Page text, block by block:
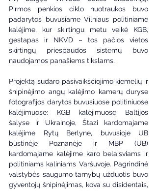
Pirmos penkios ciklo nuotraukos buvo
padarytos buvusiame Vilniaus politiniame
kalėjime, kur skirtingu metu veikė KGB,
gestapas ir NKVD – tos pačios vietos
skirtingų priespaudos sistemų buvo
naudojamos panašiems tikslams.
Projektą sudaro pasivaikščiojimo kiemelių ir
šnipinėjimo angų kalėjimo kamerų duryse
fotografijos darytos buvusiuose politiniuose
kalėjimuose: KGB kalėjimuose Baltijos
šalyse ir Ukrainoje, Štazi kardomajame
kalėjime Rytų Berlyne, buvusioje UB
būstinėje Poznanėje ir MBP (UB)
kardomajame kalėjime karo belaisviams ir
politiniams kaliniams Varšuvoje. Pagrindinė
valstybės saugumo tarnybų užduotis buvo
gyventojų šnipinėjimas, kova su disidentais,